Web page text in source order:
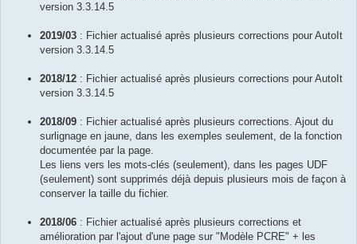
version 3.3.14.5
2019/03 : Fichier actualisé après plusieurs corrections pour AutoIt
version 3.3.14.5
2018/12 : Fichier actualisé après plusieurs corrections pour AutoIt
version 3.3.14.5
2018/09 : Fichier actualisé après plusieurs corrections. Ajout du
surlignage en jaune, dans les exemples seulement, de la fonction
documentée par la page.
Les liens vers les mots-clés (seulement), dans les pages UDF
(seulement) sont supprimés déjà depuis plusieurs mois de façon à
conserver la taille du fichier.
2018/06 : Fichier actualisé après plusieurs corrections et
amélioration par l'ajout d'une page sur "Modèle PCRE" + les